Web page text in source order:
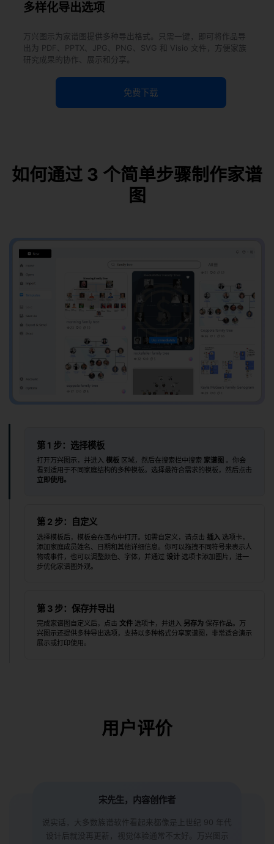
多样化导出选项
万兴图示为家谱图提供多种导出格式。只需一键，即可将作品导
出为 PDF、PPTX、JPG、PNG、SVG 和 Visio 文件，方便家族
研究成果的协作、展示和分享。
免费下载
如何通过 3 个简单步骤制作家谱
图
第 1 步：选择模板
打开万兴图示，并进入模板 区域，然后在搜索栏中搜索 家谱图 。你会
看到适用于不同家庭结构的多种模板。选择最符合需求的模板，然后点击
立即使用。
第 2 步：自定义
选择模板后，模板会在画布中打开。如需自定义，请点击插入 选项卡，
添加家庭成员姓名、日期和其他详细信息。你可以拖拽不同符号来表示人
物或事件，也可以调整颜色、字体，并通过设计 选项卡添加图片，进一
步优化家谱图外观。
第 3 步：保存并导出
完成家谱图自定义后，点击 文件 选项卡，并进入 另存为 保存作品。万
兴图示还提供多种导出选项，支持以多种格式分享家谱图，非常适合演示
展示或打印使用。
用户评价
许女士，前高中校长
我并不是那种很懂技术的人，所以一开始要把所
录迁移到新系统时还有些担心。但说实话，这款